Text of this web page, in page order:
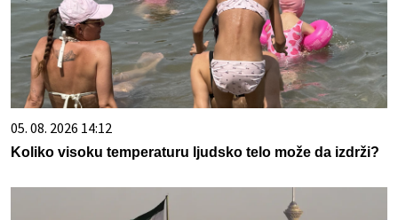
05. 08. 2026 14:12
Koliko visoku temperaturu ljudsko telo može da izdrži?